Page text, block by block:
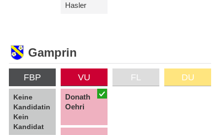
Hasler
Gamprin
FBP
Keine
Kandidatin
Kein
Kandidat
VU
Donath
Oehri
FL DU